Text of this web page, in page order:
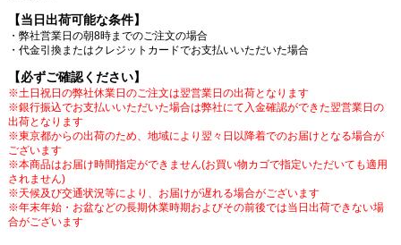
【当日出荷可能な条件】
・弊社営業日の朝8時までのご注文の場合
・代金引換またはクレジットカードでお支払いいただいた場合
【必ずご確認ください】
※土日祝日の弊社休業日のご注文は翌営業日の出荷となります
※銀行振込でお支払いいただいた場合は弊社にて入金確認ができた翌営業日の
出荷となります
※東京都からの出荷のため、地域により翌々日以降着でのお届けとなる場合が
ございます
※本商品はお届け時間指定ができません(お買い物カゴで指定いただいても適用
されません)
※天候及び交通状況等により、お届けが遅れる場合がございます
※年末年始・お盆などの長期休業時期およびその前後では当日出荷できない場
合がございます